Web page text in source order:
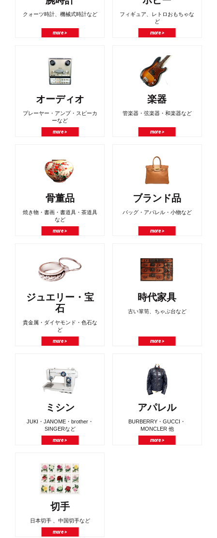
クォーツ時計、機械式時計など
more >
フィギュア、レトロおもちゃな
ど
more >
オーディオ
プレーヤー・アンプ・スピーカ
ーなど
more >
楽器
管楽器・弦楽器・和楽器など
more >
骨董品
焼き物・書画・書道具・茶道具
など
more >
ブランド品
バッグ・アパレル・小物など
more >
ジュエリー・宝
石
貴金属・ダイヤモンド・色石な
ど
more >
時代家具
古い箪笥、ちゃぶ台など
more >
ミシン
JUKI・JANOME・brother・
SINGERなど
more >
アパレル
BURBERRY・GUCCI・
MONCLER 他
more >
切手
日本切手 、中国切手など
more >